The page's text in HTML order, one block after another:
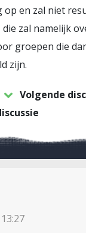
op en zal niet
zal namelijk
groepen die
zijn.
Volgende